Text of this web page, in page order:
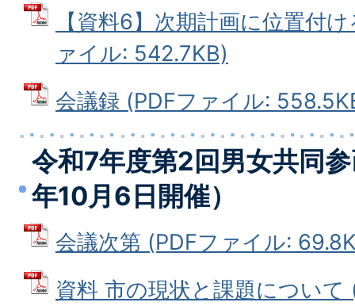
【資料6】次期計画に位置付
ァイル: 542.7KB)
会議録 (PDFファイル:
令和7年度第2回男女共同
年10月6日開催）
会議次第 (PDFファイル:
資料 市の現状と課題につい